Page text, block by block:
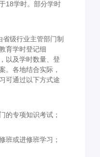
18学时。部分学时
省级行业主管部门制
育学时登记细
以及学时数量、登
。各地结合实际，
可通过以下方式途
的专项知识考试；
班或进修班学习；